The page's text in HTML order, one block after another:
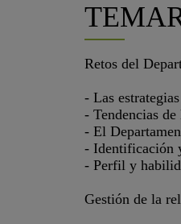
Retos del
- Las
- Tendencias
- El
- Identificación
- Perfil y
Gestión de la